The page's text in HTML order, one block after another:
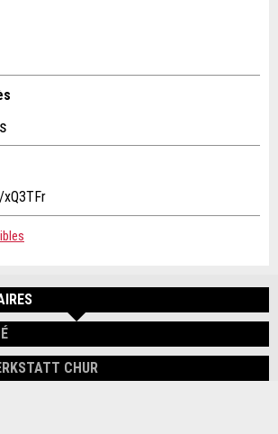
l'assurance qualité, une copie de l' e-
à guidle
CHUR